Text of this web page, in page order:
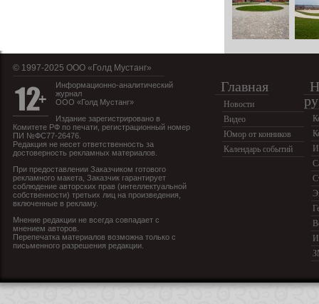
© 1997-2025 OOO «Голд Мустанг»
Информационно-аналитический
журнал
ООО «Голд Мустанг»
Издание зарегистрировано в
Комитете РФ по печати, регистрационный номер
ПИ №ФС77-26476.
Редакция не несет ответственность за
достоверность рекламных материалов.
При предоставлении Заказчиком готового
рекламного макета, Заказчик гарантирует
соблюдение авторских прав (интеллектуальной
собственности) третьих лиц на произведения,
включенные в рекламу.
Мнение редакции не всегда совпадает с
мнением авторов.
Перепечатка материалов возможна только с
письменного разрешения редакции.
Главная
Новости
Видео
Юмор от конников
Календарь событий